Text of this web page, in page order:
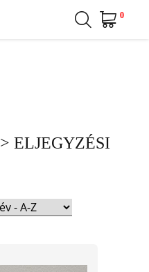
0
> ELJEGYZÉSI